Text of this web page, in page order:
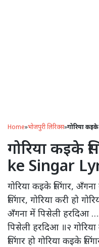
Home»भोजपुरी लिरिक्स»गोरिया
गोरिया कइके
ke Singar
गोरिया कइके सिंगार,
सिंगार, गोरिया करी हो
अँगना में पिसेली हरदिआ
पिसेली हरदिआ ॥२
सिंगार हो गोरिया कइके